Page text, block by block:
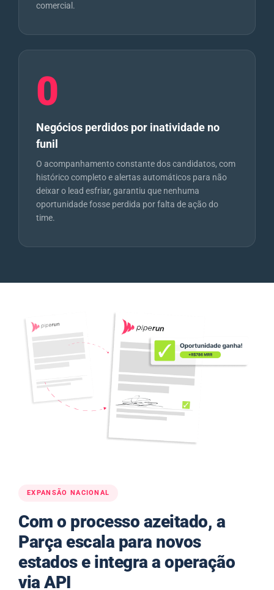
comercial.
0
Negócios perdidos por inatividade no
funil
O acompanhamento constante dos candidatos, com
histórico completo e alertas automáticos para não
deixar o lead esfriar, garantiu que nenhuma
oportunidade fosse perdida por falta de ação do
time.
EXPANSÃO NACIONAL
Com o processo azeitado, a
Parça escala para novos
estados e integra a operação
via API